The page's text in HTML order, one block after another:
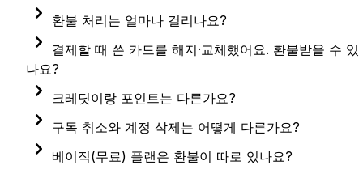
그만두는 방법이에요.
구독 즉시 취소는 지금 바로 베이직(무료)으로 바뀝니
남은 일수에 대한 환불은 없으니, 결제일 전이라면 자동
갱신 해제 쪽을 추천드려요.
결제 시점에 정한 계정 수가 기준이라 미사용분 환불은
어렵습니다. 다만 갱신 전에 인원수를 조정하시면 다음
결제부터 줄어든 인원 기준으로 청구됩니다.
환불 처리는 얼마나 걸리나요?
채널톡 접수 → 가능 여부 안내(1~2영업일) → 카드 환
(5~7영업일). 전체 약 일주일 정도 보시면 됩니다.
결제할 때 쓴 카드를 해지·교체했어요. 환불받을 수 있
나요?
결제 카드로의 환불이 원칙이지만, 카드사 정책에 따라
다른 방법으로 처리할 수도 있어요. 채널톡으로 카드
변경 사실을 함께 알려주시면 안내드릴게요.
크레딧이랑 포인트는 다른가요?
다른 개념이에요. 크레딧은 결제로 얻은 사용권이라 7일
이내 환불이 가능하지만, 크레딧을 포인트로 변환한
시점부터는 환불이 어렵습니다.
구독 취소와 계정 삭제는 어떻게 다른가요?
구독 취소는 서비스 이용 자체를 그만두는 것이고, 계정
베이직(무료) 플랜은 환불이 따로 있나요?